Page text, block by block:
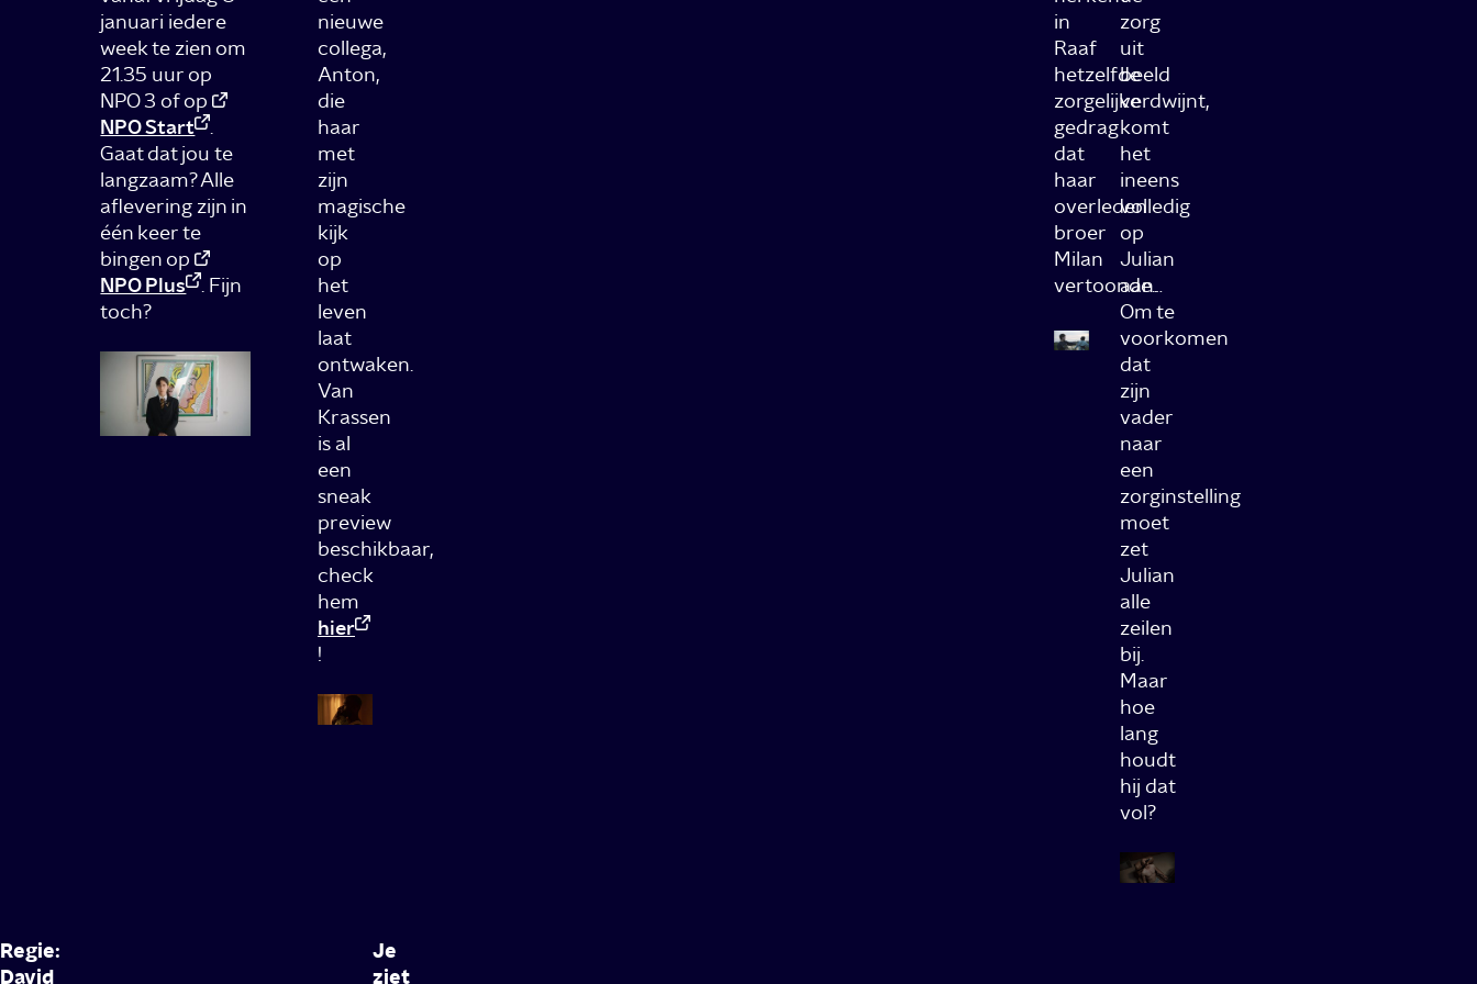
januari iedere
week te zien om
21.35 uur op
NPO 3 of op
NPO Start
Gaat dat jou te
langzaam? Alle
aflevering zijn in
één keer te
bingen op
NPO Plus
. Fijn
toch?
nieuwe
collega,
Anton,
die
haar
met
zijn
magische
kijk
op
het
leven
laat
ontwaken.
Van
Krassen
is al
een
sneak
preview
beschikbaar,
check
hem
hier
!
in
Raaf
hetzelfde
zorgelijke
gedrag
dat
haar
overleden
broer
Milan
vertoonde…
zorg
uit
beeld
verdwijnt,
komt
het
ineens
volledig
op
Julian
aan.
Om te
voorkomen
dat
zijn
vader
naar
een
zorginstelling
moet
zet
Julian
alle
zeilen
bij.
Maar
hoe
lang
houdt
hij dat
vol?
Regie:
David
Je
ziet